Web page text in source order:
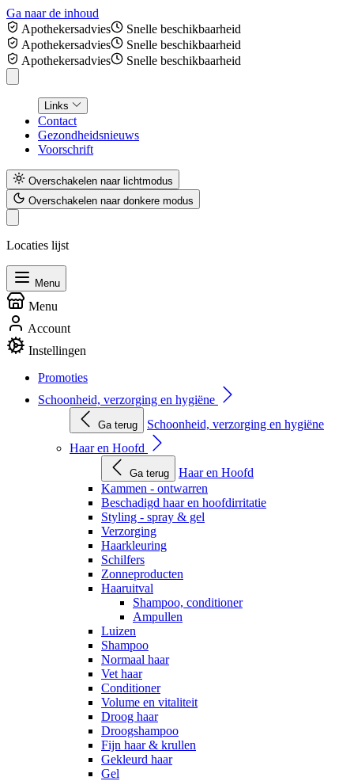
Ga naar de inhoud
Apothekersadvies
Snelle beschikbaarheid
Apothekersadvies
Snelle beschikbaarheid
Apothekersadvies
Snelle beschikbaarheid
Links
Contact
Gezondheidsnieuws
Voorschrift
Overschakelen naar lichtmodus
Overschakelen naar donkere modus
Locaties lijst
Menu
Menu
Account
Instellingen
Promoties
Schoonheid, verzorging en hygiëne
Ga terug
Schoonheid, verzorging en hygiëne
Haar en Hoofd
Ga terug
Haar en Hoofd
Kammen - ontwarren
Beschadigd haar en hoofdirritatie
Styling - spray & gel
Verzorging
Haarkleuring
Schilfers
Zonneproducten
Haaruitval
Shampoo, conditioner
Ampullen
Luizen
Shampoo
Normaal haar
Vet haar
Conditioner
Volume en vitaliteit
Droog haar
Droogshampoo
Fijn haar & krullen
Gekleurd haar
Gel